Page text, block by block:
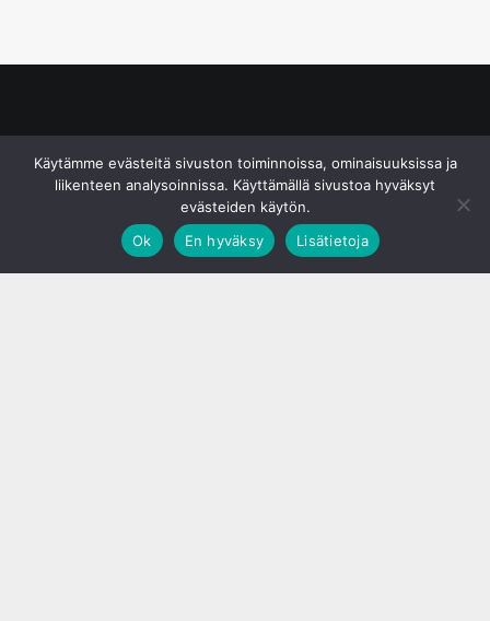
Käytämme evästeitä sivuston toiminnoissa, ominaisuuksissa ja
liikenteen analysoinnissa. Käyttämällä sivustoa hyväksyt
evästeiden käytön.
Ok
En hyväksy Lisätietoja